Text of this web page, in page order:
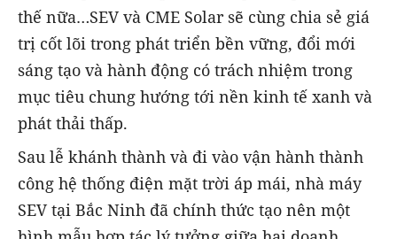
thế nữa…SEV và CME Solar sẽ cùng chia sẻ giá
trị cốt lõi trong phát triển bền vững, đổi mới
sáng tạo và hành động có trách nhiệm trong
mục tiêu chung hướng tới nền kinh tế xanh và
phát thải thấp.
Sau lễ khánh thành và đi vào vận hành thành
công hệ thống điện mặt trời áp mái, nhà máy
SEV tại Bắc Ninh đã chính thức tạo nên một